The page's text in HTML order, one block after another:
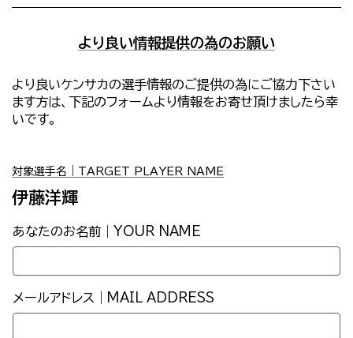
より良い情報提供の為のお願い
より良いケンサカの選手情報のご提供の為にご協力下さい
ます方は、下記のフォームより情報をお寄せ頂けましたら幸
いです。
対象選手名｜TARGET PLAYER NAME
伊藤洋輝
あなたのお名前｜YOUR NAME
メールアドレス｜MAIL ADDRESS